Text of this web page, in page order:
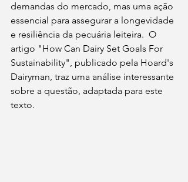
demandas do mercado, mas uma ação
essencial para assegurar a longevidade
e resiliência da pecuária leiteira.  O
artigo "How Can Dairy Set Goals For
Sustainability", publicado pela Hoard's
Dairyman, traz uma análise interessante
sobre a questão, adaptada para este
texto.